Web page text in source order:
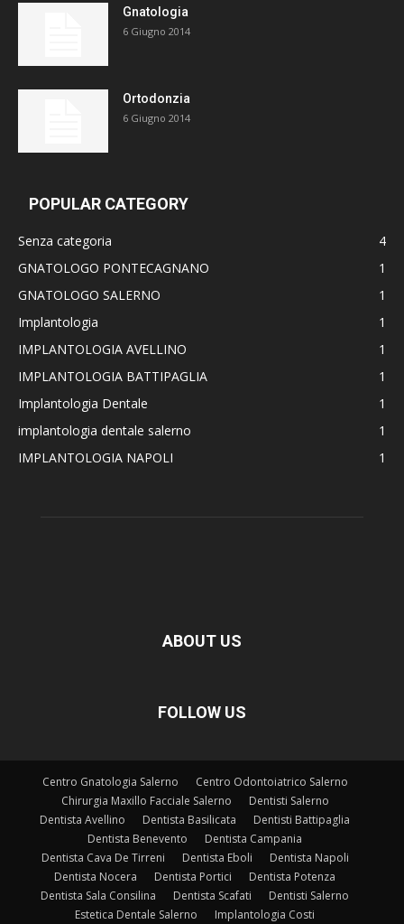
Gnatologia
6 Giugno 2014
Ortodonzia
6 Giugno 2014
POPULAR CATEGORY
Senza categoria
4
GNATOLOGO PONTECAGNANO
1
GNATOLOGO SALERNO
1
Implantologia
1
IMPLANTOLOGIA AVELLINO
1
IMPLANTOLOGIA BATTIPAGLIA
1
Implantologia Dentale
1
implantologia dentale salerno
1
IMPLANTOLOGIA NAPOLI
1
ABOUT US
FOLLOW US
Centro Gnatologia Salerno
Centro Odontoiatrico Salerno
Chirurgia Maxillo Facciale Salerno
Dentisti Salerno
Dentista Avellino
Dentista Basilicata
Dentisti Battipaglia
Dentista Benevento
Dentista Campania
Dentista Cava De Tirreni
Dentista Eboli
Dentista Napoli
Dentista Nocera
Dentista Portici
Dentista Potenza
Dentista Sala Consilina
Dentista Scafati
Dentisti Salerno
Estetica Dentale Salerno
Implantologia Costi